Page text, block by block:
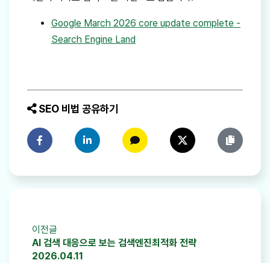
Google March 2026 core update complete -
Search Engine Land
SEO 비법 공유하기
페이스북에 공유하기링크드인에 공유하기카카오톡에 공유하기트위터에 공유하기링크 복사
이전글
AI 검색 대응으로 보는 검색엔진최적화 전략
2026.04.11